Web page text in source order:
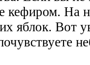
кефиром. На
яблок. Вот